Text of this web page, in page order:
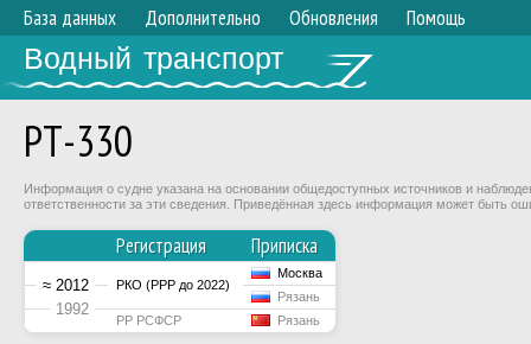
База данных Дополнительно Обновления Помощь
Водный транспорт
РТ-330
Информация о судне указана на основании общедоступных источников и
ответственности за эти сведения. Приведённая здесь информация может быть
Регистрация Приписка
≈ 2012 РКО (РРР до 2022)
Москва
1992
Рязань
РР РСФСР
Рязань